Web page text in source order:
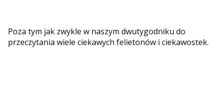
Poza tym jak zwykle w naszym dwutygodniku do
przeczytania wiele ciekawych felietonów i ciekawostek.